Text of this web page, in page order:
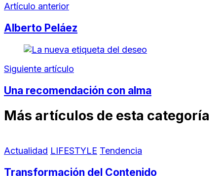
Artículo anterior
Alberto Peláez
Siguiente artículo
Una recomendación con alma
Más artículos de esta categoría
Actualidad LIFESTYLE Tendencia
Transformación del Contenido